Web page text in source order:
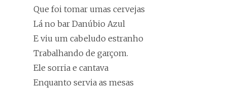
Que foi tomar umas cervejas
Lá no bar Danúbio Azul
E viu um cabeludo estranho
Trabalhando de garçom.
Ele sorria e cantava
Enquanto servia as mesas